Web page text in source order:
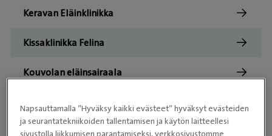
Keravan Eläinklinikka
Kissaklinikka Felina
Kouvolan eläinsairaala
Lemmikkiklinikka MAi-VET
Napsauttamalla ”Hyväksy kaikki evästeet” hyväksyt evästeiden
ja seurantatekniikoiden tallentamisen ja käytön laitteellesi
sivustolla liikkumisen parantamiseksi, verkkosivustomme